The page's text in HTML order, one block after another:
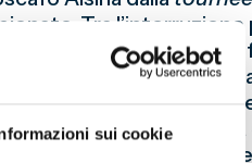
sui cookie
Tra l’interruzione
Lega del Sud, le cui
della Lega del Nord
casa la finale
formazione allenata da
giorni, dal successo